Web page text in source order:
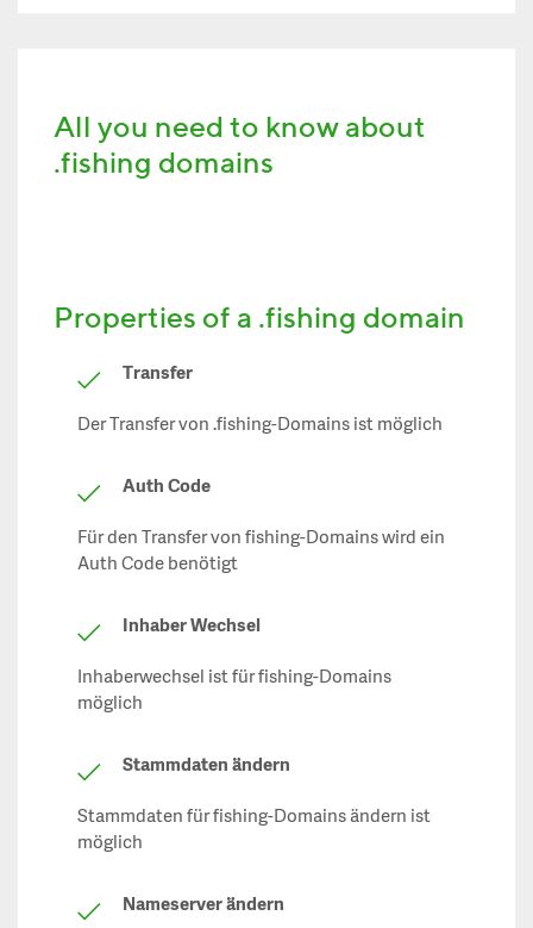
All you need to know about
.fishing domains
Properties of a .fishing domain
Transfer
Der Transfer von .fishing-Domains ist möglich
Auth Code
Für den Transfer von fishing-Domains wird ein
Auth Code benötigt
Inhaber Wechsel
Inhaberwechsel ist für fishing-Domains
möglich
Stammdaten ändern
Stammdaten für fishing-Domains ändern ist
möglich
Nameserver ändern